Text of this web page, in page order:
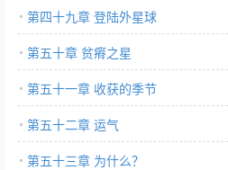
第四十九章 登陆外星球
第五十章 贫瘠之星
第五十一章 收获的季节
第五十二章 运气
第五十三章 为什么？